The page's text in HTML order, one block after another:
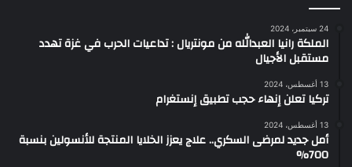
24 سبتمبر، 2024
الملكة رانيا العبدالله من مونتريال : تداعيات الحرب في غزة تهدد
مستقبل الأجيال
13 أغسطس، 2024
تركيا تعلن إنهاء حجب تطبيق إنستغرام
13 أغسطس، 2024
أمل جديد لمرضى السكري.. علاج يعزز الخلايا المنتجة للأنسولين بنسبة
700%